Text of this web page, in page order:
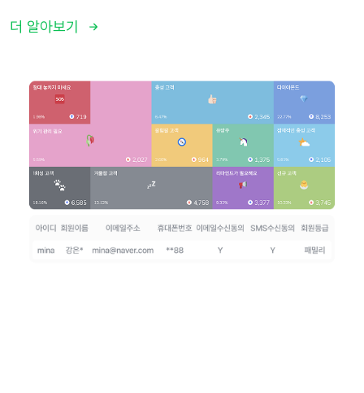
더 알아보기